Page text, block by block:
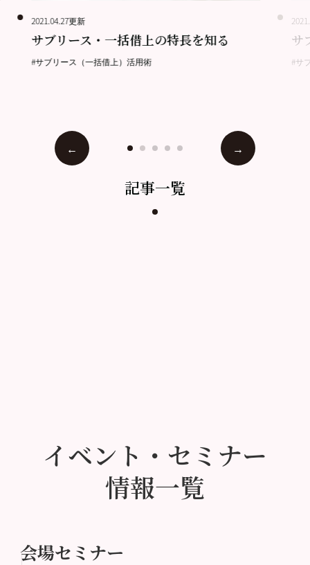
2021.04.27更新
サブリース・一括借上の特長を知る
#サブリース（一括借上）活用術
サ
#サ
記事一覧
イベント・セミナー
情報一覧
会場セミナー